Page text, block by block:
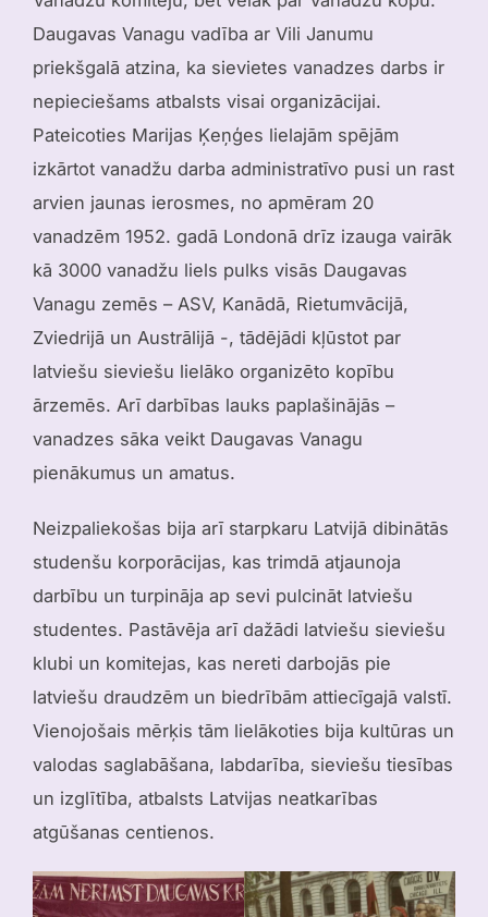
Daugavas Vanagu vadība ar Vili Janumu
priekšgalā atzina, ka sievietes vanadzes darbs ir
nepieciešams atbalsts visai organizācijai.
Pateicoties Marijas Ķeņģes lielajām spējām
izkārtot vanadžu darba administratīvo pusi un rast
arvien jaunas ierosmes, no apmēram 20
vanadzēm 1952. gadā Londonā drīz izauga vairāk
kā 3000 vanadžu liels pulks visās Daugavas
Vanagu zemēs – ASV, Kanādā, Rietumvācijā,
Zviedrijā un Austrālijā -, tādējādi kļūstot par
latviešu sieviešu lielāko organizēto kopību
ārzemēs. Arī darbības lauks paplašinājās –
vanadzes sāka veikt Daugavas Vanagu
pienākumus un amatus.
Neizpaliekošas bija arī starpkaru Latvijā dibinātās
studenšu korporācijas, kas trimdā atjaunoja
darbību un turpināja ap sevi pulcināt latviešu
studentes. Pastāvēja arī dažādi latviešu sieviešu
klubi un komitejas, kas nereti darbojās pie
latviešu draudzēm un biedrībām attiecīgajā valstī.
Vienojošais mērķis tām lielākoties bija kultūras un
valodas saglabāšana, labdarība, sieviešu tiesības
un izglītība, atbalsts Latvijas neatkarības
atgūšanas centienos.